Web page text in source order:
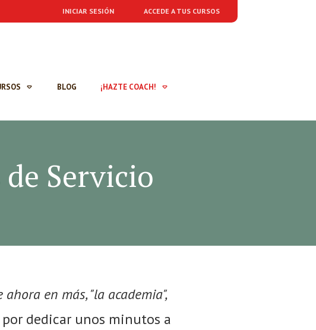
INICIAR SESIÓN ACCEDE A TUS CURSOS
BLOG ¡HAZTE COACH!
Servicio
ahora en más, "la academia",
dedicar unos minutos a